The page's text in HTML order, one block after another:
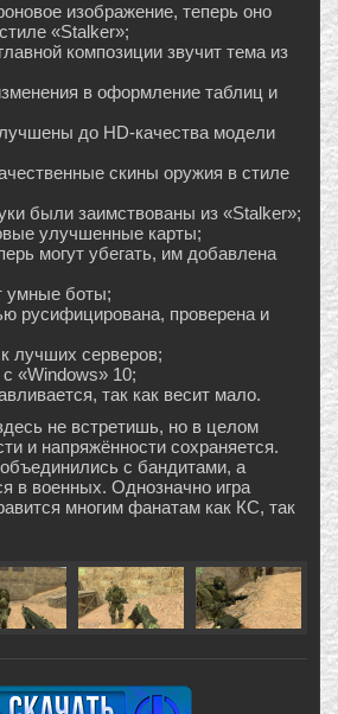
изображение, теперь оно
«Stalker»;
композиции звучит тема из
в оформление таблиц и
до HD-качества модели
скины оружия в стиле
были заимствованы из «Stalker»;
улучшенные карты;
могут убегать, им добавлена
умные боты;
русифицирована, проверена и
лучших серверов;
«Windows» 10;
так как весит мало.
не встретишь, но в целом
и напряжённости сохраняется.
с бандитами, а
в военных. Однозначно игра
многим фанатам как КС, так